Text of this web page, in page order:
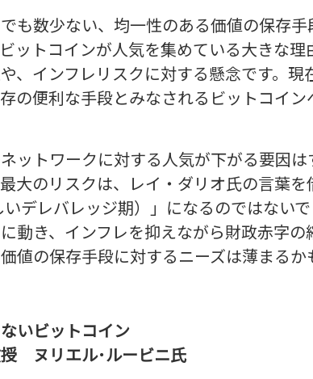
も数少ない、均一性のある価値の保存
ットコインが人気を集めている大きな
、インフレリスクに対する懸念です。
の便利な手段とみなされるビットコイ
ットワークに対する人気が下がる要因
大のリスクは、レイ・ダリオ氏の言葉
デレバレッジ期）」になるのではない
動き、インフレを抑えながら財政赤字
値の保存手段に対するニーズは薄まるか
いビットコイン
ヌリエル･ルービニ氏